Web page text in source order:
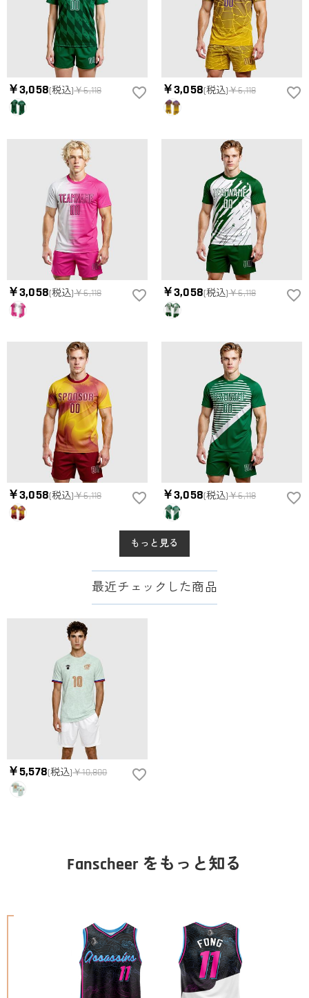
でお作りしており、予定作業時間は商品ページに記載しており
ます。 そしてご購入の際にお選び頂いた「配送方法」の選択
によって、お届け日数が異なります。詳細は配送について
でご確認ください。.
お客様が商品受け取り後、60日以内の未使用品の返品は可能で
す。受注生産品のため、返品は50%の返品手数料(材料費)が発
生致します。詳細は
キャンセル/返品についてまでご確認くだ
さい。.
￥3,058(税込)￥6,118 ￥3,058(税込)￥6,118
￥3,058(税込)￥6,118 ￥3,058(税込)￥6,118
￥3,058(税込)￥6,118 ￥3,058(税込)￥6,118
もっと見る
最近チェックした商品
￥5,578(税込)￥10,800
Fanscheer をもっと知る